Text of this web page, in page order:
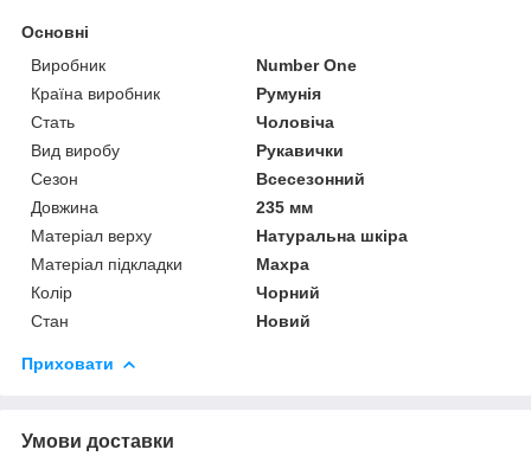
Основні
Виробник
Number One
Країна виробник
Румунія
Стать
Чоловіча
Вид виробу
Рукавички
Сезон
Всесезонний
Довжина
235 мм
Матеріал верху
Натуральна шкіра
Матеріал підкладки
Махра
Колір
Чорний
Стан
Новий
Приховати
Умови доставки